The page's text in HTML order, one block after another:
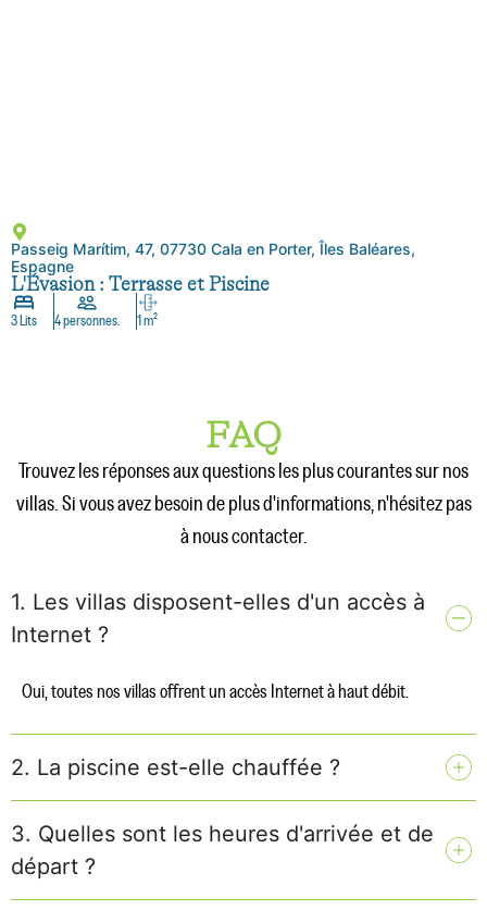
Passeig Marítim, 47, 07730 Cala en Porter, Îles Baléares,
Espagne
L'Évasion : Terrasse et Piscine
3 Lits 4 personnes. 1 m²
FAQ
Trouvez les réponses aux questions les plus courantes sur nos
villas. Si vous avez besoin de plus d'informations, n'hésitez pas
à nous contacter.
1. Les villas disposent-elles d'un accès à
Internet ?
Oui, toutes nos villas offrent un accès Internet à haut débit.
2. La piscine est-elle chauffée ?
3. Quelles sont les heures d'arrivée et de
départ ?